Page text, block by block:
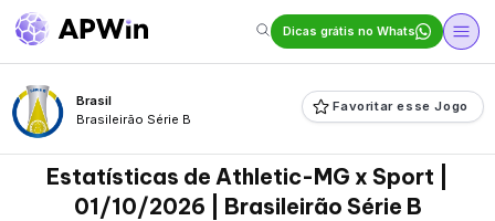
Dicas grátis no Whats
Brasil
Brasileirão Série B
Favoritar esse Jogo
Estatísticas de Athletic-MG x Sport |
01/10/2026 | Brasileirão Série B